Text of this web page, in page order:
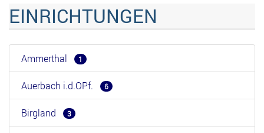
EINRICHTUNGEN
Ammerthal 1
Auerbach i.d.OPf. 6
Birgland 3